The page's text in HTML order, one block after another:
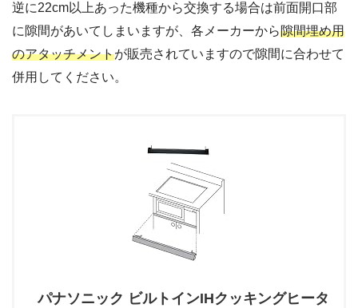
逆に22cm以上あった機種から交換する場合は前面開口部
に隙間があいてしまいますが、各メーカーから隙間埋め用
のアタッチメントが販売されていますので隙間に合わせて
併用してください。
パナソニック ビルトインIHクッキングヒータ